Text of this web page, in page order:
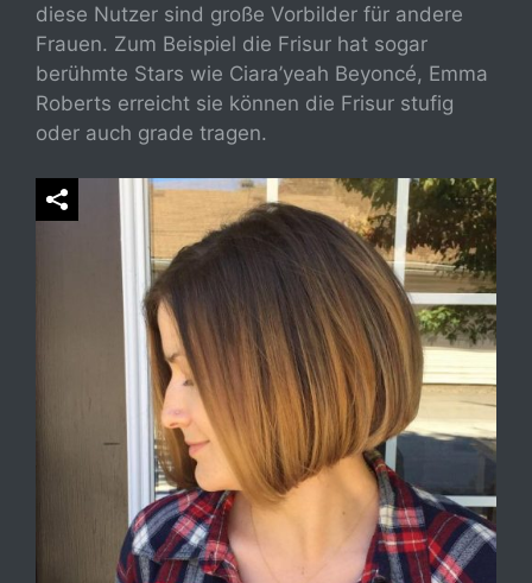
diese Nutzer sind große Vorbilder für andere
Frauen. Zum Beispiel die Frisur hat sogar
berühmte Stars wie Ciara’yeah Beyoncé, Emma
Roberts erreicht sie können die Frisur stufig
oder auch grade tragen.